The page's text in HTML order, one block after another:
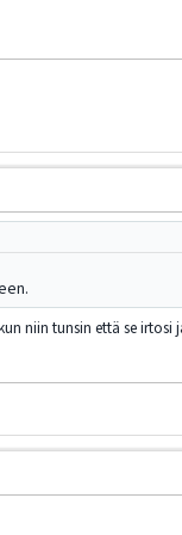
niin tunsin että se irtosi